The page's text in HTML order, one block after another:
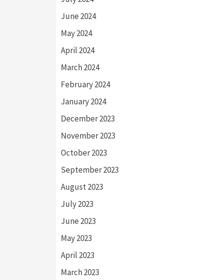
June 2024
May 2024
April 2024
March 2024
February 2024
January 2024
December 2023
November 2023
October 2023
September 2023
August 2023
July 2023
June 2023
May 2023
April 2023
March 2023